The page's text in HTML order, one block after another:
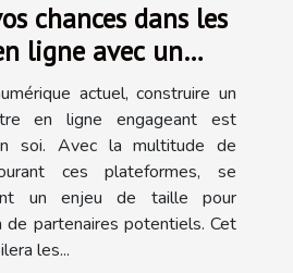
chances dans les
ligne avec un
actuel, construire un
en ligne engageant est
soi. Avec la multitude de
ces plateformes, se
un enjeu de taille pour
partenaires potentiels. Cet
les...